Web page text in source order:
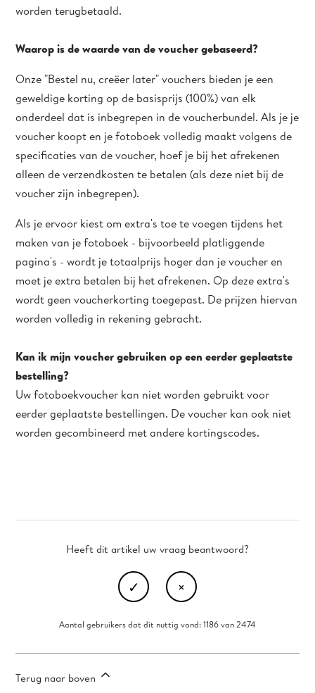
worden terugbetaald.
Waarop is de waarde van de voucher gebaseerd?
Onze "Bestel nu, creëer later" vouchers bieden je een
geweldige korting op de basisprijs (100%) van elk
onderdeel dat is inbegrepen in de voucherbundel. Als je je
voucher koopt en je fotoboek volledig maakt volgens de
specificaties van de voucher, hoef je bij het afrekenen
alleen de verzendkosten te betalen (als deze niet bij de
voucher zijn inbegrepen).
Als je ervoor kiest om extra's toe te voegen tijdens het
maken van je fotoboek - bijvoorbeeld platliggende
pagina's - wordt je totaalprijs hoger dan je voucher en
moet je extra betalen bij het afrekenen. Op deze extra's
wordt geen voucherkorting toegepast. De prijzen hiervan
worden volledig in rekening gebracht.
Kan ik mijn voucher gebruiken op een eerder geplaatste
bestelling?
Uw fotoboekvoucher kan niet worden gebruikt voor
eerder geplaatste bestellingen. De voucher kan ook niet
worden gecombineerd met andere kortingscodes.
Heeft dit artikel uw vraag beantwoord?
Aantal gebruikers dat dit nuttig vond: 1186 van 2474
Terug naar boven